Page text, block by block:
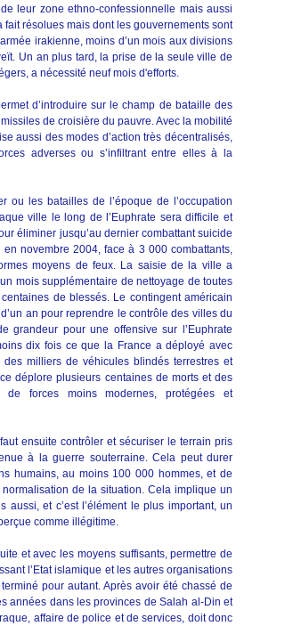
leur zone ethno-confessionnelle mais aussi
résolues mais dont les gouvernements sont
irakienne, moins d’un mois aux divisions
Un an plus tard, la prise de la seule ville de
a nécessité neuf mois d'efforts.
d’introduire sur le champ de bataille des
de croisière du pauvre. Avec la mobilité
aussi des modes d’action très décentralisés,
adverses ou s’infiltrant entre elles à la
ou les batailles de l’époque de l’occupation
ville le long de l’Euphrate sera difficile et
éliminer jusqu’au dernier combattant suicide
novembre 2004, face à 3 000 combattants,
moyens de feux. La saisie de la ville a
mois supplémentaire de nettoyage de toutes
de blessés. Le contingent américain
an pour reprendre le contrôle des villes du
grandeur pour une offensive sur l’Euphrate
dix fois ce que la France a déployé avec
milliers de véhicules blindés terrestres et
déplore plusieurs centaines de morts et des
forces moins modernes, protégées et
ensuite contrôler et sécuriser le terrain pris
à la guerre souterraine. Cela peut durer
humains, au moins 100 000 hommes, et de
de la situation. Cela implique un
et c’est l’élément le plus important, un
comme illégitime.
et avec les moyens suffisants, permettre de
l’Etat islamique et les autres organisations
pour autant. Après avoir été chassé de
années dans les provinces de Salah al-Din et
affaire de police et de services, doit donc